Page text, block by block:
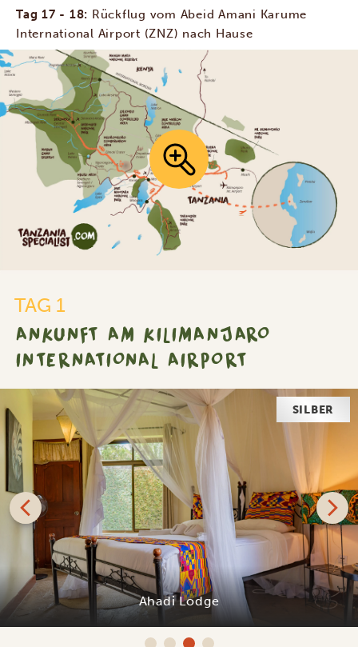
Tag 17 - 18: Rückflug vom Abeid Amani Karume
International Airport (ZNZ) nach Hause
TAG 1
ANKUNFT AM KILIMANJARO
INTERNATIONAL AIRPORT
GOLD
Giraffe Manor Tanzania